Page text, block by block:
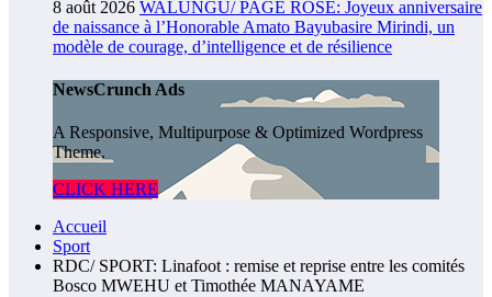
8 août 2026 WALUNGU/ PAGE ROSE: Joyeux anniversaire
de naissance à l’Honorable Amato Bayubasire Mirindi, un
modèle de courage, d’intelligence et de résilience
NewsCrunch Ads
A Responsive, Multipurpose & Optimized Wordpress
Theme.
CLICK HERE
Accueil
Sport
RDC/ SPORT: Linafoot : remise et reprise entre les comités
Bosco MWEHU et Timothée MANAYAME